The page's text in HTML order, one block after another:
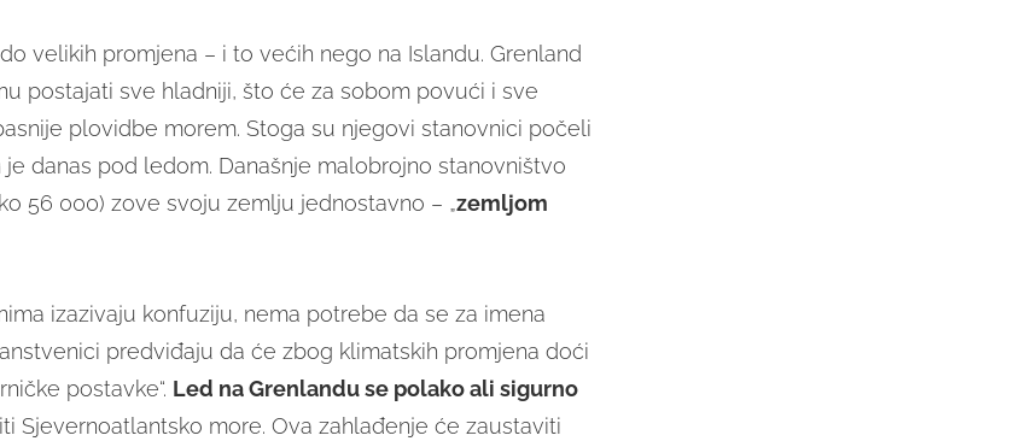
velikih promjena – i to većih nego na Islandu. Grenland
postajati sve hladniji, što će za sobom povući i sve
plovidbe morem. Stoga su njegovi stanovnici počeli
danas pod ledom. Današnje malobrojno stanovništvo
56 000) zove svoju zemlju jednostavno – „zemljom
izazivaju konfuziju, nema potrebe da se za imena
predviđaju da će zbog klimatskih promjena doći
postavke“. Led na Grenlandu se polako ali sigurno
Sjevernoatlantsko more. Ova zahlađenje će zaustaviti